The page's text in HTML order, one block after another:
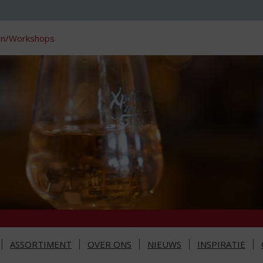
Workshops
ASSORTIMENT OVER ONS NIEUWS INSPIRATIE